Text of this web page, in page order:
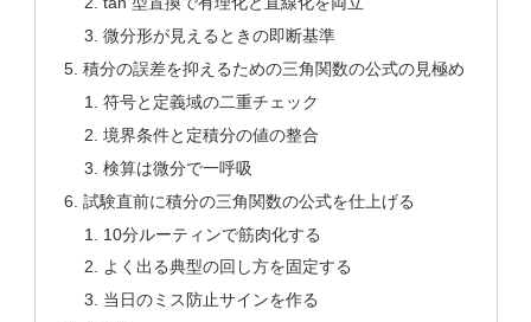
微分形が見えるときの即断基準
積分の誤差を抑えるための三角関数の公式の見極め
符号と定義域の二重チェック
境界条件と定積分の値の整合
検算は微分で一呼吸
試験直前に積分の三角関数の公式を仕上げる
10分ルーティンで筋肉化する
よく出る典型の回し方を固定する
当日のミス防止サインを作る